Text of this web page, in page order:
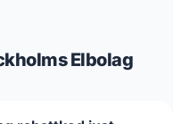
Elbolag